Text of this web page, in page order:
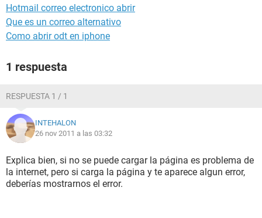
Hotmail correo electronico abrir
Que es un correo alternativo
Como abrir odt en iphone
1 respuesta
RESPUESTA 1 / 1
INTEHALON
26 nov 2011 a las 03:32
Explica bien, si no se puede cargar la página es problema de
la internet, pero si carga la página y te aparece algun error,
deberías mostrarnos el error.